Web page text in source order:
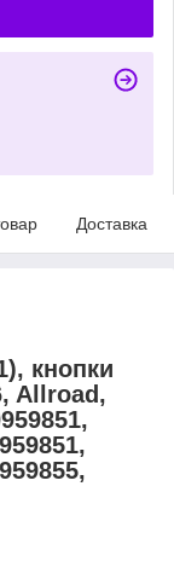
Доставка
кнопки
Allroad,